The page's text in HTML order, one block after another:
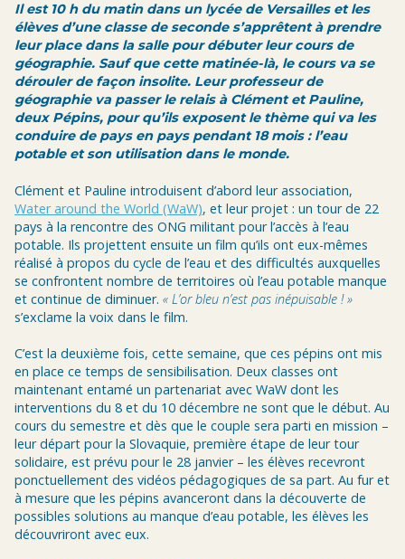
Il est 10 h du matin dans un lycée de Versailles et les
élèves d’une classe de seconde s’apprêtent à prendre
leur place dans la salle pour débuter leur cours de
géographie. Sauf que cette matinée-là, le cours va se
dérouler de façon insolite. Leur professeur de
géographie va passer le relais à Clément et Pauline,
deux Pépins, pour qu’ils exposent le thème qui va les
conduire de pays en pays pendant 18 mois : l’eau
potable et son utilisation dans le monde.
Clément et Pauline introduisent d’abord leur association,
Water around the World (WaW), et leur projet : un tour de 22
pays à la rencontre des ONG militant pour l’accès à l’eau
potable. Ils projettent ensuite un film qu’ils ont eux-mêmes
réalisé à propos du cycle de l’eau et des difficultés auxquelles
se confrontent nombre de territoires où l’eau potable manque
et continue de diminuer. « L’or bleu n’est pas inépuisable ! »
s’exclame la voix dans le film.
C’est la deuxième fois, cette semaine, que ces pépins ont mis
en place ce temps de sensibilisation. Deux classes ont
maintenant entamé un partenariat avec WaW dont les
interventions du 8 et du 10 décembre ne sont que le début. Au
cours du semestre et dès que le couple sera parti en mission –
leur départ pour la Slovaquie, première étape de leur tour
solidaire, est prévu pour le 28 janvier – les élèves recevront
ponctuellement des vidéos pédagogiques de sa part. Au fur et
à mesure que les pépins avanceront dans la découverte de
possibles solutions au manque d’eau potable, les élèves les
découvriront avec eux.